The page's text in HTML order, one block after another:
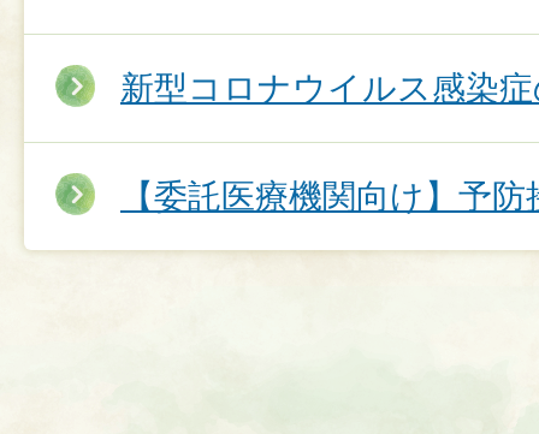
新型コロナウイルス感染
【委託医療機関向け】予